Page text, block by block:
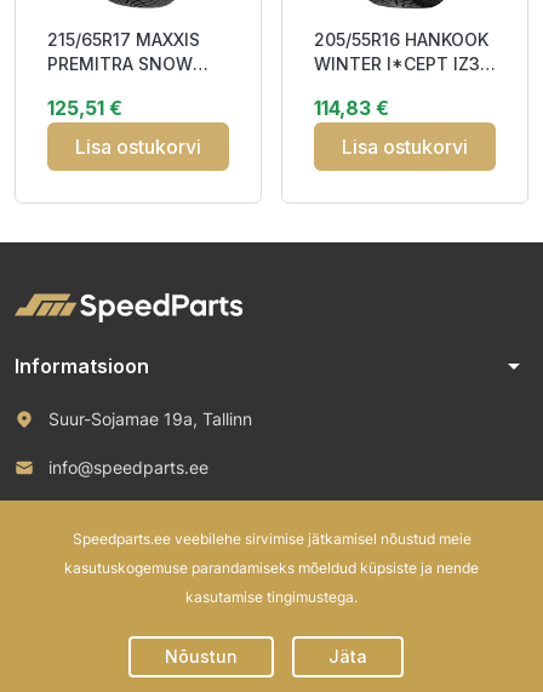
215/65R17 MAXXIS
PREMITRA SNOW
Studless CBB70 3P
125,51 €
Lisa ostukorvi
205/55R16 HANKOOK
WINTER I*CEPT IZ3
Friction CD
114,83 €
Lisa ostukorvi
Informatsioon arrow_drop_down
Suur-Sojamae 19a, Tallinn
info@speedparts.ee
Speedparts.ee veebilehe sirvimise jätkamisel nõustud meie
kasutuskogemuse parandamiseks mõeldud küpsiste ja nende
kasutamise tingimustega.
Nõustun Jäta